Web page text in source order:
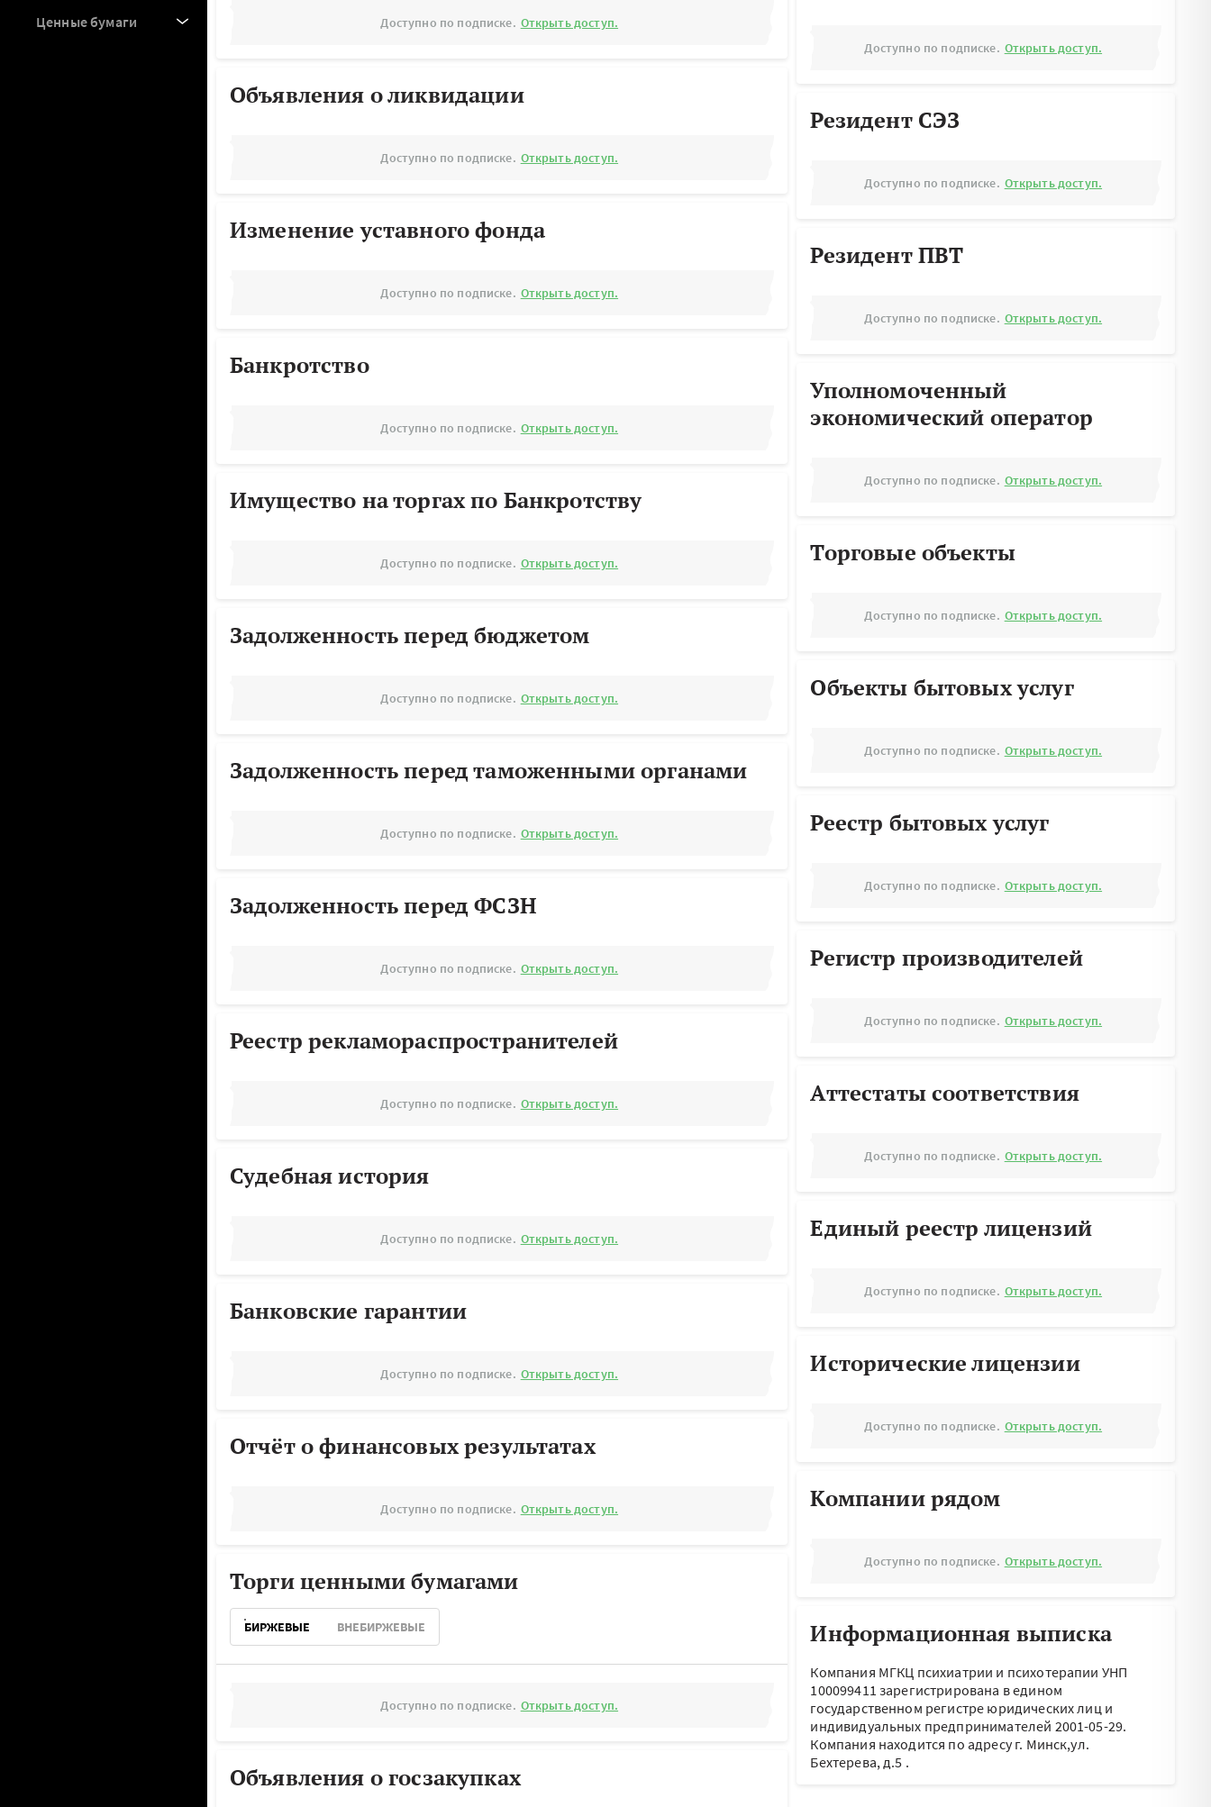
Ценные бумаги
Доступно по подписке. Открыть доступ.
Объявления о ликвидации
Доступно по подписке. Открыть доступ.
Изменение уставного фонда
Доступно по подписке. Открыть доступ.
Банкротство
Доступно по подписке. Открыть доступ.
Имущество на торгах по Банкротству
Доступно по подписке. Открыть доступ.
Задолженность перед бюджетом
Доступно по подписке. Открыть доступ.
Задолженность перед таможенными органами
Доступно по подписке. Открыть доступ.
Задолженность перед ФСЗН
Доступно по подписке. Открыть доступ.
Реестр рекламораспространителей
Доступно по подписке. Открыть доступ.
Судебная история
Доступно по подписке. Открыть доступ.
Банковские гарантии
Доступно по подписке. Открыть доступ.
Отчёт о финансовых результатах
Доступно по подписке. Открыть доступ.
Торги ценными бумагами
БИРЖЕВЫЕ ВНЕБИРЖЕВЫЕ
Доступно по подписке. Открыть доступ.
Объявления о госзакупках
Доступно по подписке. Открыть доступ.
Резидент СЭЗ
Доступно по подписке. Открыть доступ.
Резидент ПВТ
Доступно по подписке. Открыть доступ.
Уполномоченный
экономический оператор
Доступно по подписке. Открыть доступ.
Торговые объекты
Доступно по подписке. Открыть доступ.
Объекты бытовых услуг
Доступно по подписке. Открыть доступ.
Реестр бытовых услуг
Доступно по подписке. Открыть доступ.
Регистр производителей
Доступно по подписке. Открыть доступ.
Аттестаты соответствия
Доступно по подписке. Открыть доступ.
Единый реестр лицензий
Доступно по подписке. Открыть доступ.
Исторические лицензии
Доступно по подписке. Открыть доступ.
Компании рядом
Доступно по подписке. Открыть доступ.
Информационная выписка
Компания МГКЦ психиатрии и психотерапии УНП
100099411 зарегистрирована в едином
государственном регистре юридических лиц и
индивидуальных предпринимателей 2001-05-29.
Компания находится по адресуг. Минск,ул.
Бехтерева, д.5 .